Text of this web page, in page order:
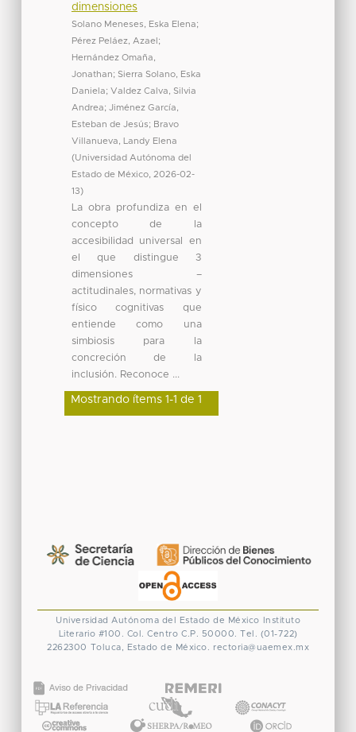
dimensiones
Solano Meneses, Eska Elena;
Pérez Peláez, Azael ;
Hernández Omaña,
Jonathan; Sierra Solano, Eska
Daniela; Valdez Calva, Silvia
Andrea; Jiménez García,
Esteban de Jesús; Bravo
Villanueva, Landy Elena
(Universidad Autónoma del
Estado de México, 2026-02-
13)
La obra profundiza en el
concepto de la
accesibilidad universal en
el que distingue 3
dimensiones –
actitudinales, normativas y
físico cognitivas que
entiende como una
simbiosis para la
concreción de la
inclusión. Reconoce ...
Mostrando ítems 1-1 de 1
Universidad Autónoma del Estado de México
Instituto
Literario #100. Col. Centro C.P. 50000. Tel. (01-722)
2262300 Toluca, Estado de México. rectoria@uaemex.mx